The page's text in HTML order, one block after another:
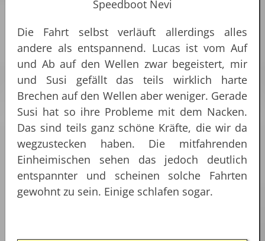
Speedboot Nevi
Die Fahrt selbst verläuft allerdings alles
andere als entspannend. Lucas ist vom Auf
und Ab auf den Wellen zwar begeistert, mir
und Susi gefällt das teils wirklich harte
Brechen auf den Wellen aber weniger. Gerade
Susi hat so ihre Probleme mit dem Nacken.
Das sind teils ganz schöne Kräfte, die wir da
wegzustecken haben. Die mitfahrenden
Einheimischen sehen das jedoch deutlich
entspannter und scheinen solche Fahrten
gewohnt zu sein. Einige schlafen sogar.